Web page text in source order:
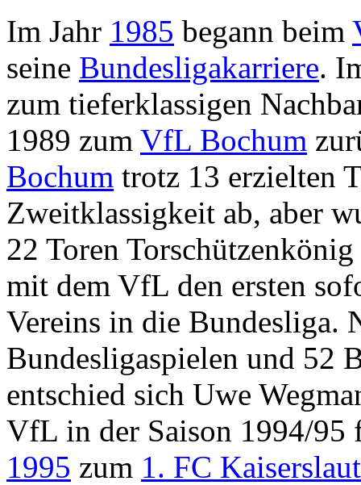
Im Jahr 1985 begann beim
seine Bundesligakarriere.
zum tieferklassigen
1989 zum VfL Bochum
Bochum trotz 13 erzielten
Zweitklassigkeit ab, aber
22 Toren
mit dem VfL den ersten
Vereins in die Bundesliga.
Bundesligaspielen und 52
entschied sich Uwe
VfL in der Saison 1994/95
1995 zum 1. FC